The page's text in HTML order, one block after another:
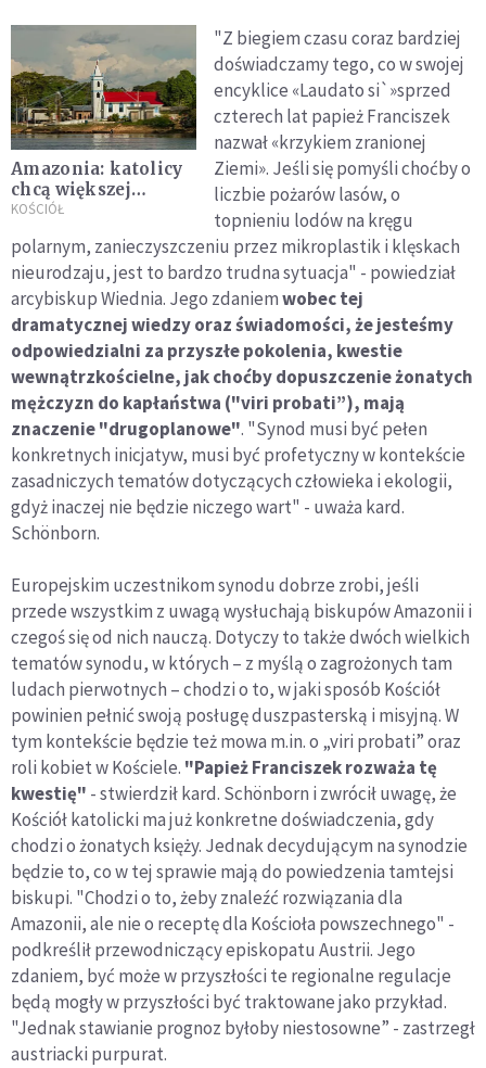
Amazonia: katolicy
chcą większej
obecności Kościoła
odległych
wspólnotach tego
regionu
KOŚCIÓŁ
"Z biegiem czasu coraz bardziej
doświadczamy tego, co w swojej
encyklice «Laudato si`»sprzed
czterech lat papież Franciszek
nazwał «krzykiem zranionej
Ziemi». Jeśli się pomyśli choćby o
liczbie pożarów lasów, o
topnieniu lodów na kręgu
polarnym, zanieczyszczeniu przez mikroplastik i klęskach
nieurodzaju, jest to bardzo trudna sytuacja" - powiedział
arcybiskup Wiednia. Jego zdaniemwobec tej
dramatycznej wiedzy oraz świadomości, że jesteśmy
odpowiedzialni za przyszłe pokolenia, kwestie
wewnątrzkościelne, jak choćby dopuszczenie żonatych
mężczyzn do kapłaństwa ("viri probati”), mają
znaczenie "drugoplanowe". "Synod musi być pełen
konkretnych inicjatyw, musi być profetyczny w kontekście
zasadniczych tematów dotyczących człowieka i ekologii,
gdyż inaczej nie będzie niczego wart" - uważa kard.
Schönborn.
Europejskim uczestnikom synodu dobrze zrobi, jeśli
przede wszystkim z uwagą wysłuchają biskupów Amazonii i
czegoś się od nich nauczą. Dotyczy to także dwóch wielkich
tematów synodu, w których – z myślą o zagrożonych tam
ludach pierwotnych – chodzi o to, w jaki sposób Kościół
powinien pełnić swoją posługę duszpasterską i misyjną. W
tym kontekście będzie też mowa m.in. o „viri probati” oraz
roli kobiet w Kościele. "Papież Franciszek rozważa tę
kwestię" - stwierdził kard. Schönborn i zwrócił uwagę, że
Kościół katolicki ma już konkretne doświadczenia, gdy
chodzi o żonatych księży. Jednak decydującym na synodzie
będzie to, co w tej sprawie mają do powiedzenia tamtejsi
biskupi. "Chodzi o to, żeby znaleźć rozwiązania dla
Amazonii, ale nie o receptę dla Kościoła powszechnego" -
podkreślił przewodniczący episkopatu Austrii. Jego
zdaniem, być może w przyszłości te regionalne regulacje
będą mogły w przyszłości być traktowane jako przykład.
"Jednak stawianie prognoz byłoby niestosowne” - zastrzegł
austriacki purpurat.